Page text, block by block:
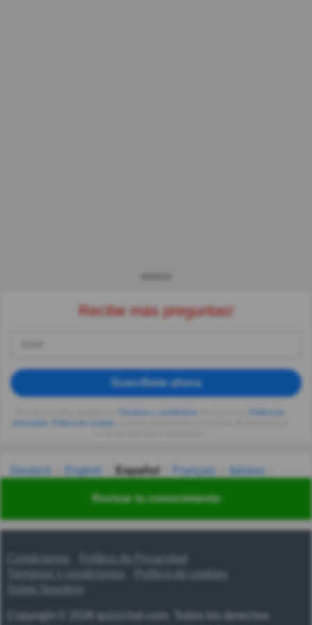
Revisar tu conocimiento
Recibe más preguntas!
Suscríbete ahora
Deutsch English Español Français
Italiano
Українська हिन्दी 한국어 汉语
Contáctanos
Política de Privacidad
Términos y condiciones
Copyright © 2026 quizzclub.com. Todos los derechos